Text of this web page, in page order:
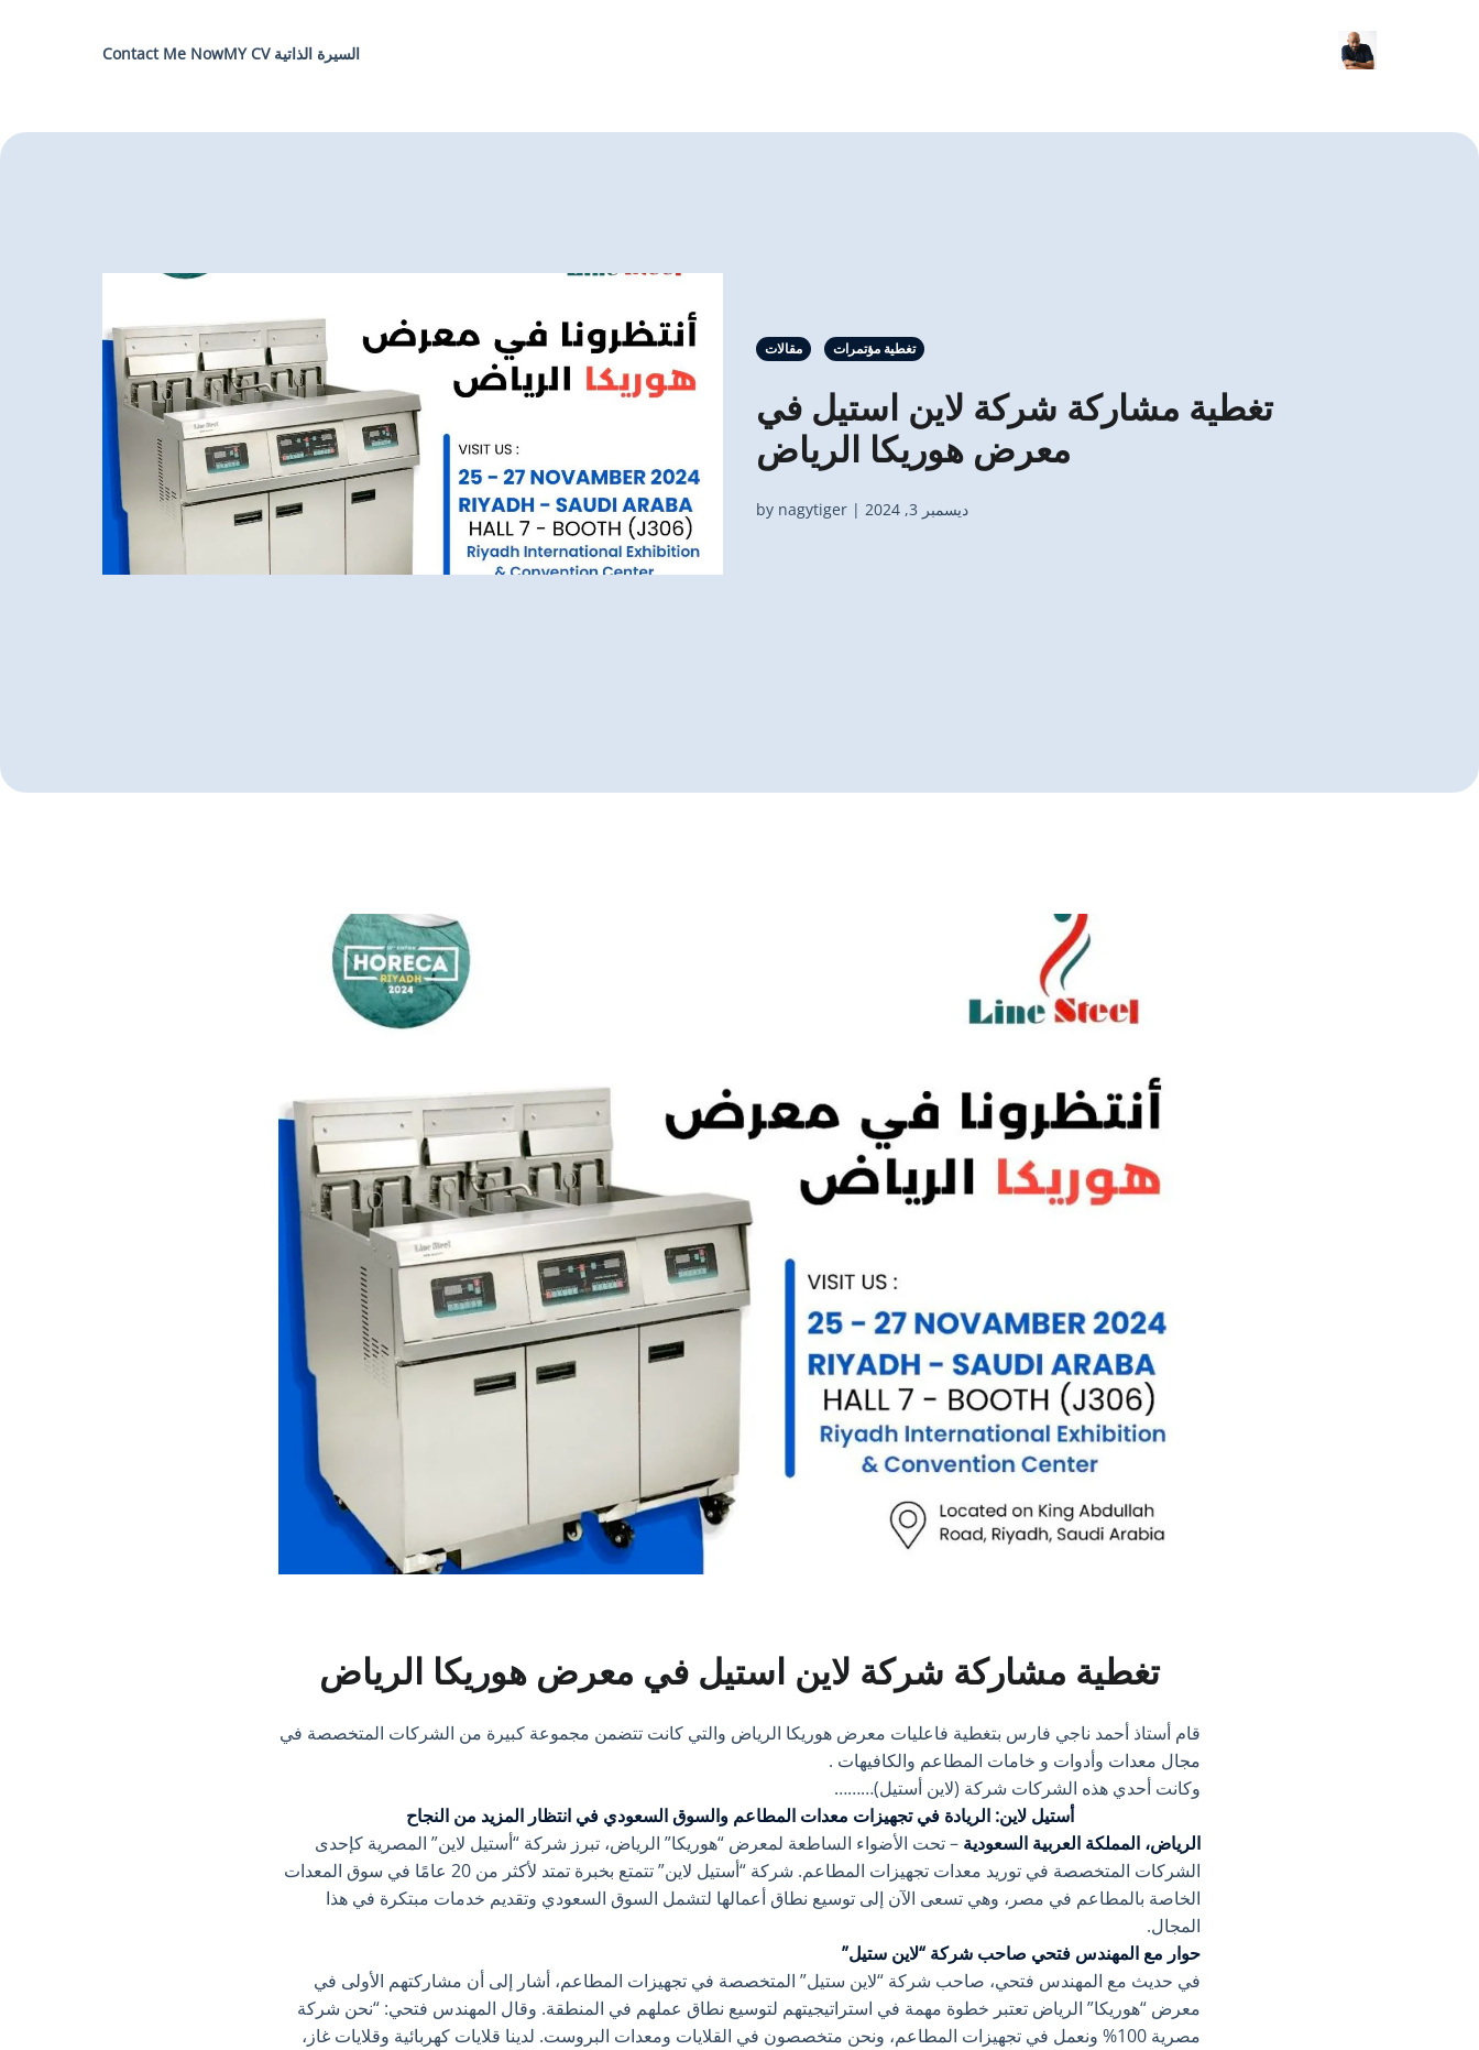
السيرة الذاتية MY CV Contact Me Now
تغطية مؤتمرات مقالات
تغطية مشاركة شركة لاين استيل في
معرض هوريكا الرياض
ديسمبر 3, 2024 | by nagytiger
تغطية مشاركة شركة لاين استيل في معرض هوريكا الرياض
قام أستاذ أحمد ناجي فارس بتغطية فاعليات معرض هوريكا الرياض والتي كانت تتضمن مجموعة كبيرة من الشركات المتخصصة في
مجال معدات وأدوات و خامات المطاعم والكافيهات .
وكانت أحدي هذه الشركات شركة (لاين أستيل)………
أستيل لاين: الريادة في تجهيزات معدات المطاعم والسوق السعودي في انتظار المزيد من النجاح
الرياض، المملكة العربية السعودية – تحت الأضواء الساطعة لمعرض “هوريكا” الرياض، تبرز شركة “أستيل لاين” المصرية كإحدى
الشركات المتخصصة في توريد معدات تجهيزات المطاعم. شركة “أستيل لاين” تتمتع بخبرة تمتد لأكثر من 20 عامًا في سوق المعدات
الخاصة بالمطاعم في مصر، وهي تسعى الآن إلى توسيع نطاق أعمالها لتشمل السوق السعودي وتقديم خدمات مبتكرة في هذا
المجال.
حوار مع المهندس فتحي صاحب شركة “لاين ستيل”
في حديث مع المهندس فتحي، صاحب شركة “لاين ستيل” المتخصصة في تجهيزات المطاعم، أشار إلى أن مشاركتهم الأولى في
معرض “هوريكا” الرياض تعتبر خطوة مهمة في استراتيجيتهم لتوسيع نطاق عملهم في المنطقة. وقال المهندس فتحي: “نحن شركة
مصرية 100% ونعمل في تجهيزات المطاعم، ونحن متخصصون في القلايات ومعدات البروست. لدينا قلايات كهربائية وقلايات غاز،